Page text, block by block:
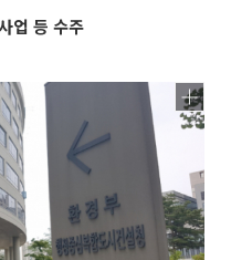
업 등 수주